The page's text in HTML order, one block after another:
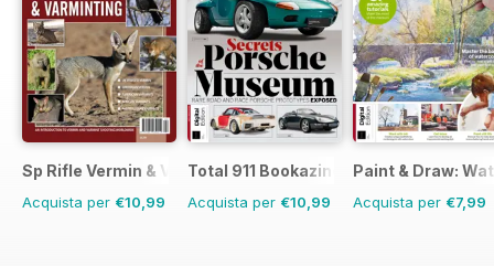
Sp Rifle Vermin & Varminting
Acquista per €10,99
Total 911 Bookazine
Acquista per €10,99
Paint & Draw:
Acquista per €7,99